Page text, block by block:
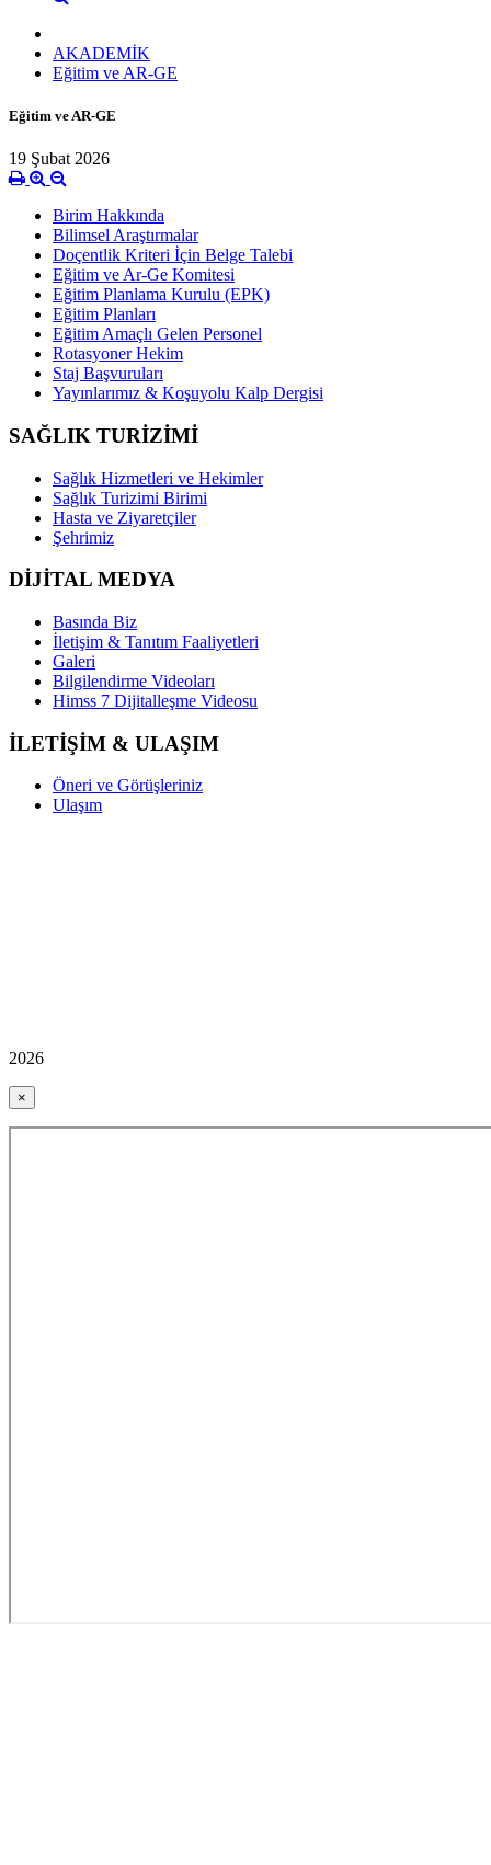
AKADEMİK
Eğitim ve AR-GE
Eğitim ve AR-GE
19 Şubat 2026
Birim Hakkında
Bilimsel Araştırmalar
Doçentlik Kriteri İçin Belge Talebi
Eğitim ve Ar-Ge Komitesi
Eğitim Planlama Kurulu (EPK)
Eğitim Planları
Eğitim Amaçlı Gelen Personel
Rotasyoner Hekim
Staj Başvuruları
Yayınlarımız & Koşuyolu Kalp Dergisi
SAĞLIK TURİZİMİ
Sağlık Hizmetleri ve Hekimler
Sağlık Turizimi Birimi
Hasta ve Ziyaretçiler
Şehrimiz
DİJİTAL MEDYA
Basında Biz
İletişim & Tanıtım Faaliyetleri
Galeri
Bilgilendirme Videoları
Himss 7 Dijitalleşme Videosu
İLETİŞİM & ULAŞIM
Öneri ve Görüşleriniz
Ulaşım
2026
×